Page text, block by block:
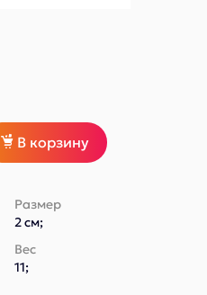
В корзину
Размер
2 см;
Вес
11;